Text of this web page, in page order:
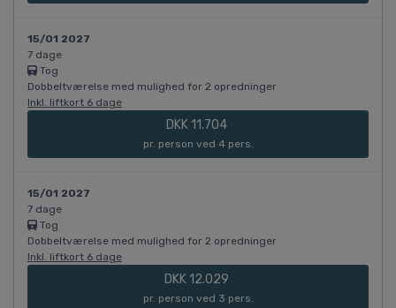
15/01 2027
7 dage
Tog
Dobbeltværelse med mulighed for 2 opredninger
Inkl. liftkort 6 dage
DKK 11.704
pr. person ved 4 pers.
15/01 2027
7 dage
Tog
Dobbeltværelse med mulighed for 2 opredninger
Inkl. liftkort 6 dage
DKK 12.029
pr. person ved 3 pers.